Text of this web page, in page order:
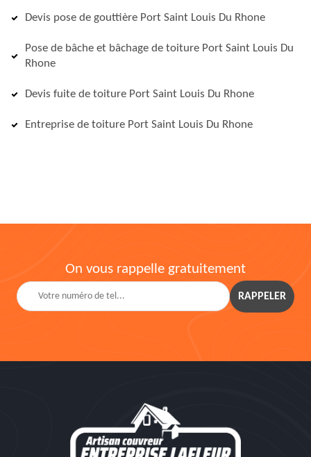
Devis pose de gouttière Port Saint Louis Du Rhone
Pose de bâche et bâchage de toiture Port Saint Louis Du
Rhone
Devis fuite de toiture Port Saint Louis Du Rhone
Entreprise de toiture Port Saint Louis Du Rhone
On vous rappelle gratuitement